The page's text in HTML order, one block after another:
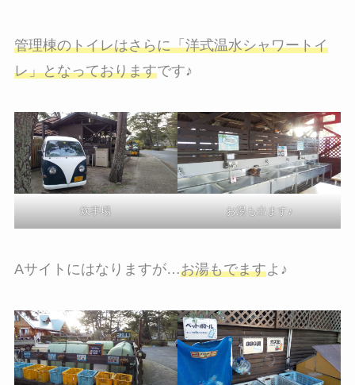
管理棟のトイレはさらに「洋式温水シャワートイ
レ」となっておりますです♪
炊事場 お湯も出ます♪
Aサイトにはなりますが…お湯もでますよ♪